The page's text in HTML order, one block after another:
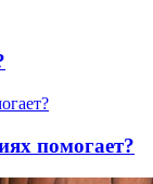
помогает?